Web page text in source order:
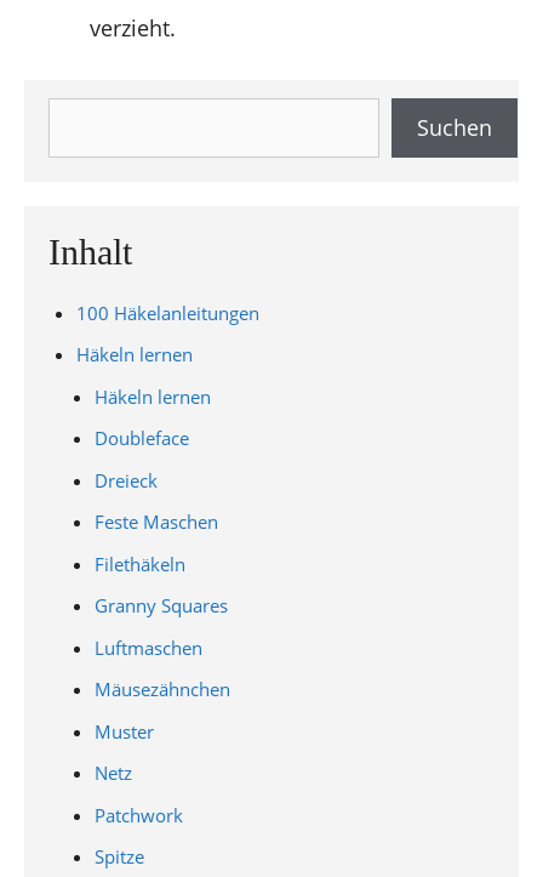
verzieht.
Suchen
Inhalt
100 Häkelanleitungen
Häkeln lernen
Häkeln lernen
Doubleface
Dreieck
Feste Maschen
Filethäkeln
Granny Squares
Luftmaschen
Mäusezähnchen
Muster
Netz
Patchwork
Spitze